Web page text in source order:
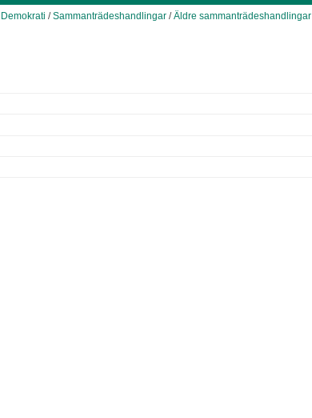
Demokrati /Sammanträdeshandlingar /Äldre sammanträdeshandlingar